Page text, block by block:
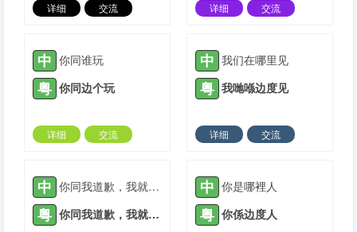
详细
交流
详细
交流
中 你同谁玩
粤 你同边个玩
详细
交流
中 我们在哪里见
粤 我哋喺边度见
详细
交流
中 你同我道歉，我就原谅你
粤 你同我道歉，我就原谅你
中 你是哪裡人
粤 你係边度人